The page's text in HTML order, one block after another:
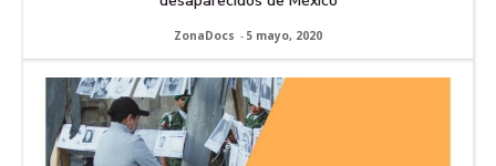
ZonaDocs - 5 mayo, 2020